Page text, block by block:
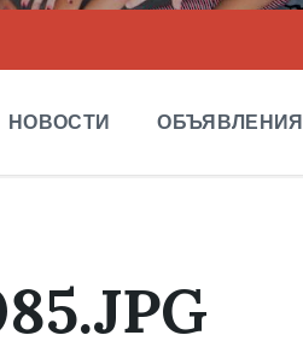
НОВОСТИ ОБЪЯВЛЕНИЯ